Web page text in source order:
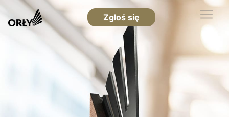
Zgłoś się